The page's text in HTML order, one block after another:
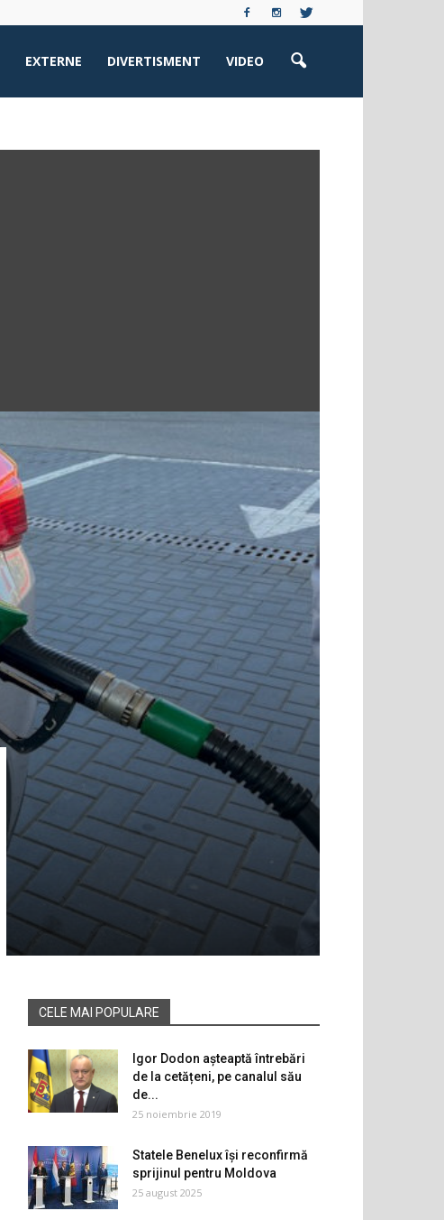
EXTERNE DIVERTISMENT VIDEO
CELE MAI POPULARE
Igor Dodon așteaptă întrebări
de la cetățeni, pe canalul său
de...
25 noiembrie 2019
Statele Benelux își reconfirmă
sprijinul pentru Moldova
25 august 2025